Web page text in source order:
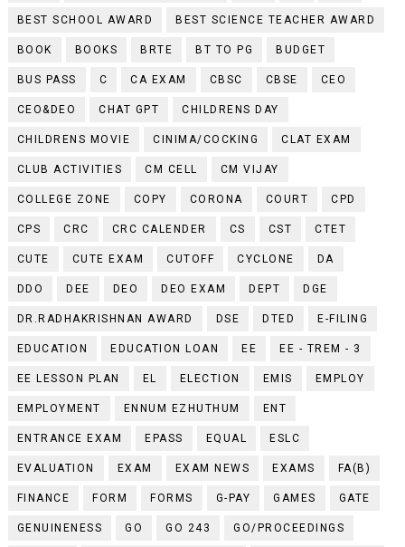
BEST SCHOOL AWARD BEST SCIENCE TEACHER AWARD
BOOK BOOKS BRTE BT TO PG BUDGET
BUS PASS C CA EXAM CBSC CBSE CEO
CEO&DEO CHAT GPT CHILDRENS DAY
CHILDRENS MOVIE CINIMA/COCKING CLAT EXAM
CLUB ACTIVITIES CM CELL CM VIJAY
COLLEGE ZONE COPY CORONA COURT CPD
CPS CRC CRC CALENDER CS CST CTET
CUTE CUTE EXAM CUTOFF CYCLONE DA
DDO DEE DEO DEO EXAM DEPT DGE
DR.RADHAKRISHNAN AWARD DSE DTED E-FILING
EDUCATION EDUCATION LOAN EE EE - TREM - 3
EE LESSON PLAN EL ELECTION EMIS EMPLOY
EMPLOYMENT ENNUM EZHUTHUM ENT
ENTRANCE EXAM EPASS EQUAL ESLC
EVALUATION EXAM EXAM NEWS EXAMS FA(B)
FINANCE FORM FORMS G-PAY GAMES GATE
GENUINENESS GO GO 243 GO/PROCEEDINGS